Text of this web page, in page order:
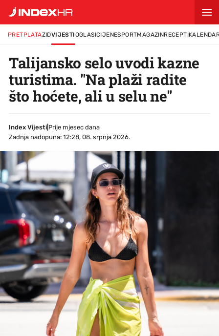
PRETPLATAZIDVIJESTIOGLASICIJENESPORTMAGAZINRECEPTI
Talijansko selo uvodi kazne
turistima. "Na plaži radite
što hoćete, ali u selu ne"
Index Vijesti
Prije mjesec dana
Zadnja nadopuna: 12:28, 08. srpnja 2026.